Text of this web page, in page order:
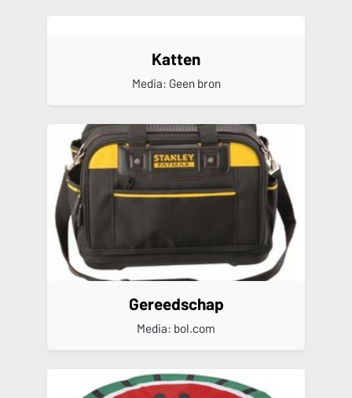
Katten
Media: Geen bron
Gereedschap
Media: bol.com